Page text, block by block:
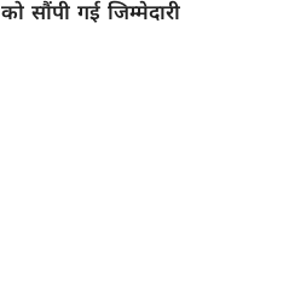
को सौंपी गई जिम्मेदारी